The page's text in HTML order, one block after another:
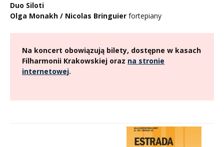
Duo Siloti
Olga Monakh / Nicolas Bringuier fortepiany
Na koncert obowiązują bilety, dostępne w kasach
Filharmonii Krakowskiej oraz na stronie
internetowej.